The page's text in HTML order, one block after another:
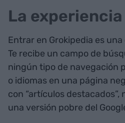
La
Entrar en Grokipedia es
Te recibe un campo de
ningún tipo de navegación
o idiomas en una página
con “artículos
una versión pobre del